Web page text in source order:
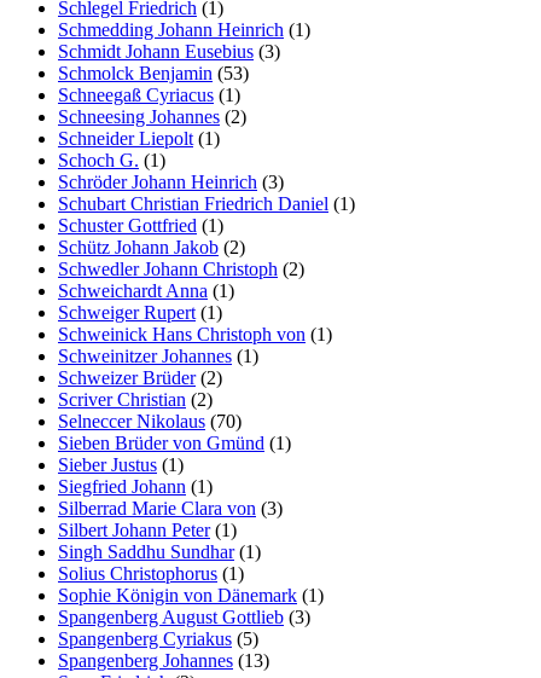
Schlegel Friedrich (1)
Schmedding Johann Heinrich (1)
Schmidt Johann Eusebius (3)
Schmolck Benjamin (53)
Schneegaß Cyriacus (1)
Schneesing Johannes (2)
Schneider Liepolt (1)
Schoch G. (1)
Schröder Johann Heinrich (3)
Schubart Christian Friedrich Daniel (1)
Schuster Gottfried (1)
Schütz Johann Jakob (2)
Schwedler Johann Christoph (2)
Schweichardt Anna (1)
Schweiger Rupert (1)
Schweinick Hans Christoph von (1)
Schweinitzer Johannes (1)
Schweizer Brüder(2)
Scriver Christian (2)
Selneccer Nikolaus (70)
Sieben Brüder von Gmünd (1)
Sieber Justus (1)
Siegfried Johann (1)
Silberrad Marie Clara von (3)
Silbert Johann Peter(1)
Singh Saddhu Sundhar(1)
Solius Christophorus (1)
Sophie Königin von Dänemark (1)
Spangenberg August Gottlieb (3)
Spangenberg Cyriakus (5)
Spangenberg Johannes (13)